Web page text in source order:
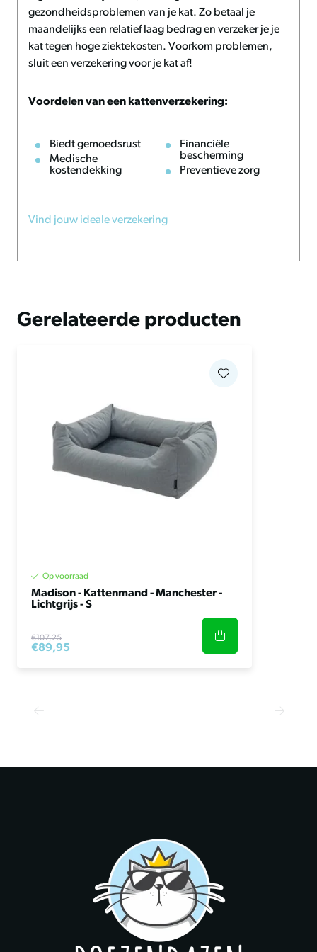
Eenvoudig te onderhouden en te reinigen dankzij de
afneembare hoes
Antibacteriële kleeflaag voor extra hygiëne
Rits van hoge kwaliteit voor langdurig gebruik
onderhoud. De foamkussens kunnen moeiteloos in de
hoes worden geplaatst, waarna je met één goede
opschudding het bed in zijn oorspronkelijke vorm
van de hoes en het kussen verlengt de levensduur en zorgt
gezondheidsproblemen van je kat. Zo betaal je
maandelijks een relatief laag bedrag en verzeker je je
kat tegen hoge ziektekosten. Voorkom problemen,
sluit een verzekering voor je kat af!
Voordelen van een kattenverzekering:
Biedt gemoedsrust
Medische
kostendekking
Financiële
bescherming
Preventieve zorg
Vind jouw ideale verzekering
Gerelateerde producten
Op voorraad
Madison - Kattenmand - Manchester -
Lichtgrijs - S
€107,25
€89,95